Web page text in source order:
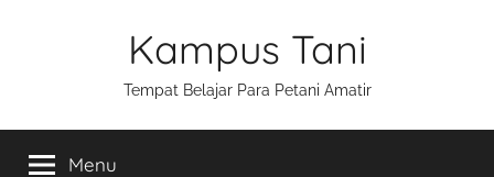
Kampus Tani
Tempat Belajar Para Petani Amatir
Menu